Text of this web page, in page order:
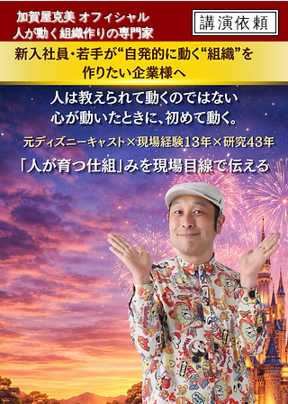
加賀屋克美 オフィシャル​
​人が動く組織作りの専門家
講演依頼